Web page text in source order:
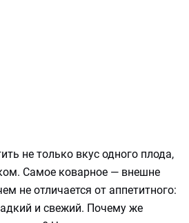
не только вкус одного плода,
Самое коварное — внешне
не отличается от аппетитного:
и свежий. Почему же